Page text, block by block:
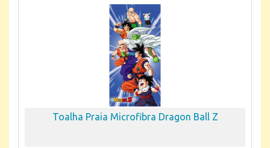
Toalha Praia Microfibra Dragon Ball Z